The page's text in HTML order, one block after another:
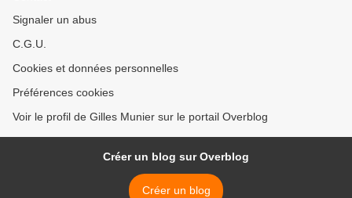
Signaler un abus
C.G.U.
Cookies et données personnelles
Préférences cookies
Voir le profil de Gilles Munier sur le portail Overblog
Créer un blog sur Overblog
Créer un blog